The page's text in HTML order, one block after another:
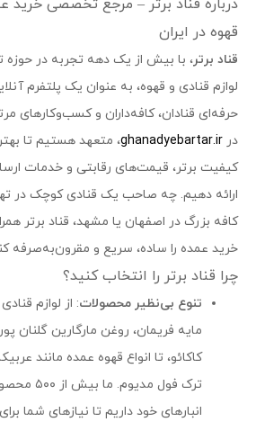
درباره قناد برتر – مرجع تخصصی خرید
قهوه در ایران
قناد برتر، با بیش از یک دهه تجربه در
لوازم قنادی و قهوه، به عنوان یک پلتفرم
حرفه‌ای قنادان، کافه‌داران و کسب‌وکارهای
در ghanadyebartar.ir، متعهد هستیم تا
کیفیت برتر، قیمت‌های رقابتی و خدمات
ارائه دهیم. چه صاحب یک قنادی کوچک در
کافه بزرگ در اصفهان یا مشهد، قناد برتر
خرید عمده را ساده، سریع و مقرون‌به‌صرفه
چرا قناد برتر را انتخاب کنید؟
تنوع بی‌نظیر محصولات: از لوازم
مایه فریمان، روغن مارگارین گلنان
کاکائو، تا انواع قهوه عمده مانند
ترک فول
انبارهای خود داریم تا نیازهای شما